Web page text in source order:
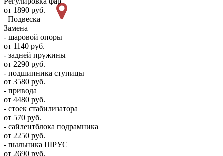
от 1890 руб.
Подвеска
Замена
- шаровой опоры
от 1140 руб.
- задней пружины
от 2290 руб.
- подшипника ступицы
от 3580 руб.
- привода
от 4480 руб.
- стоек стабилизатора
от 570 руб.
- сайлентблока подрамника
от 2250 руб.
- пыльника ШРУС
от 2690 руб.